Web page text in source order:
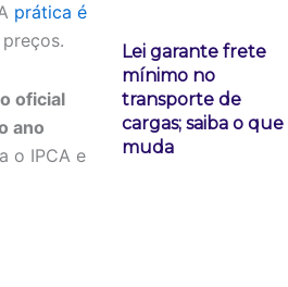
prática é
oficial
ano
o IPCA e
Lei garante frete
mínimo no
transporte de
cargas; saiba o que
muda